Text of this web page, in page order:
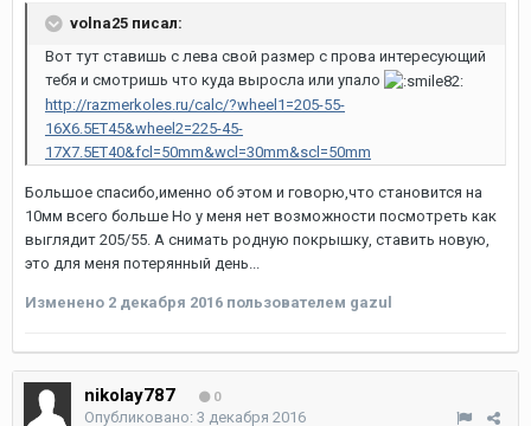
volna25 писал:
Вот тут ставишь с лева свой размер с прова интересующий
тебя и смотришь что куда выросла или упало
http://razmerkoles.ru/calc/?wheel1=205-55-
16X6.5ET45&wheel2=225-45-
17X7.5ET40&fcl=50mm&wcl=30mm&scl=50mm
Большое спасибо,именно об этом и говорю,что становится на
10мм всего больше Но у меня нет возможности посмотреть как
выглядит 205/55. А снимать родную покрышку, ставить новую,
это для меня потерянный день...
Изменено 2 декабря 2016 пользователем gazul
nikolay787 0
Опубликовано: 3 декабря 2016